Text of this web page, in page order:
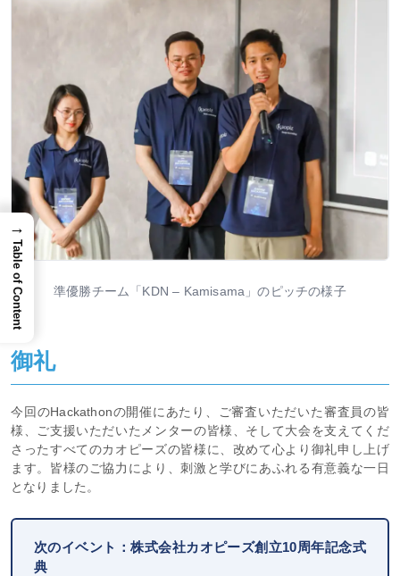
準優勝チーム「KDN – Kamisama」のピッチの様子
御礼
今回のHackathonの開催にあたり、ご審査いただいた審査員の皆
様、ご支援いただいたメンターの皆様、そして大会を支えてくだ
さったすべてのカオピーズの皆様に、改めて心より御礼申し上げ
ます。皆様のご協力により、刺激と学びにあふれる有意義な一日
となりました。
次のイベント：株式会社カオピーズ創立10周年記念式
典
→
Table of Content